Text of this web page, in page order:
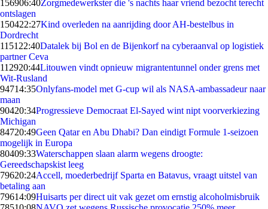
156906:40Zorgmedewerkster die 's nachts haar vriend bezocht terecht
ontslagen
150422:27Kind overleden na aanrijding door AH-bestelbus in
Dordrecht
1151 22:40Datalek bij Bol en de Bijenkorf na cyberaanval op logistiek
partner Ceva
112920:44Litouwen vindt opnieuw migrantentunnel onder grens met
Wit-Rusland
94714:35Onlyfans-model met G-cup wil als NASA-ambassadeur naar
maan
90420:34Progressieve Democraat El-Sayed wint nipt voorverkiezing
Michigan
84720:49Geen Qatar en Abu Dhabi? Dan eindigt Formule 1-seizoen
mogelijk in Europa
80409:33Waterschappen slaan alarm wegens droogte:
Gereedschapskist leeg
79620:24Accell, moederbedrijf Sparta en Batavus, vraagt uitstel van
betaling aan
79614:09Huisarts per direct uit vak gezet om ernstig alcoholmisbruik